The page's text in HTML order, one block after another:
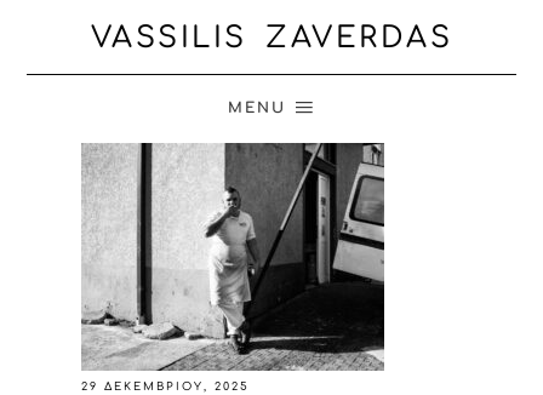
VASSILIS ZAVERDAS
MENU
29 ΔΕΚΕΜΒΡΊΟΥ, 2025